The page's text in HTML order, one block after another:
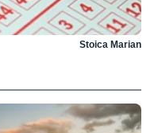
Stoica Marian